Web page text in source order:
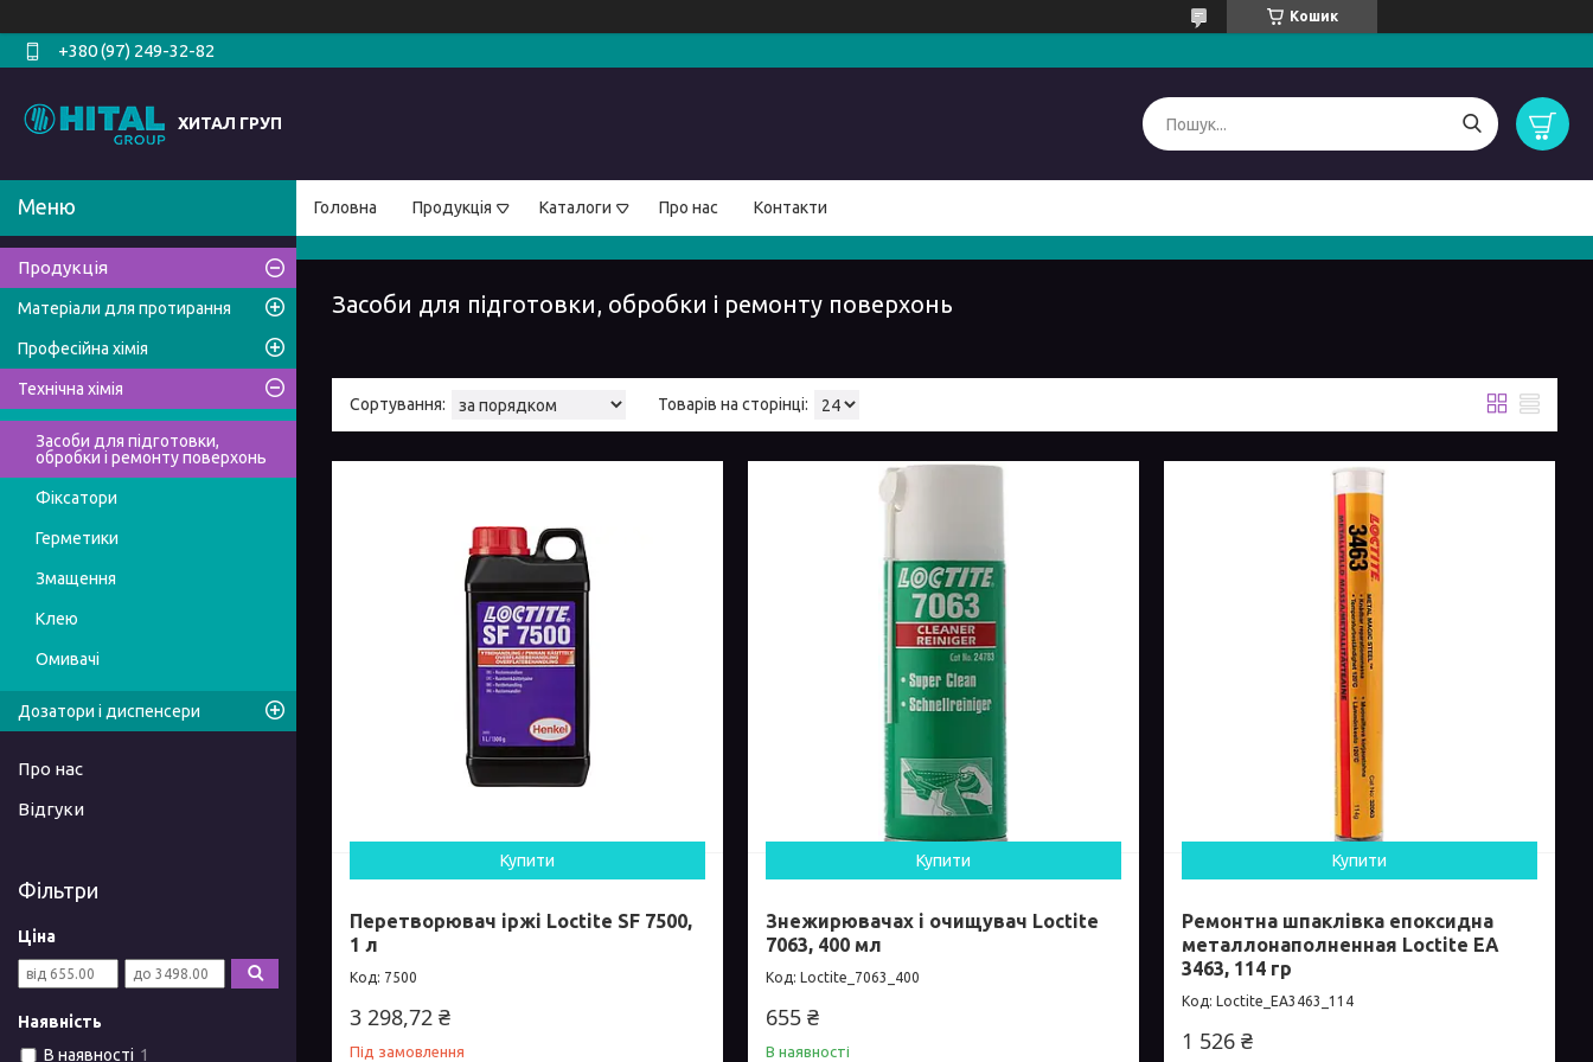
Кошик
+380 (97) 249-32-82
ХИТАЛ ГРУП
Головна Продукція Каталоги Про нас Контакти
Засоби для підготовки, обробки і ремонту поверхонь
Купити
Перетворювач іржі Loctite SF 7500,
1 л
7500
3 298,72 ₴
Під замовлення
Купити
Знежирювачах і очищувач Loctite
7063, 400 мл
Loctite_7063_400
655 ₴
В наявності
Купити
Ремонтна шпаклівка епоксидна
металлонаполненная Loctite EA
3463, 114 гр
Loctite_EA3463_114
1 526 ₴
Продукція
Матеріали для протирання
Професійна хімія
Технічна хімія
Засоби для підготовки,
обробки і ремонту поверхонь
Фіксатори
Герметики
Змащення
Клею
Омивачі
Дозатори і диспенсери
Про нас
Відгуки
Фільтри
Ціна
Наявність
В наявності 1